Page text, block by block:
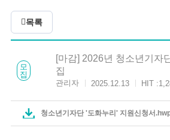
목록
모
집
[마감] 2026년 청소년기자
집
관리자 2025.12.13 HIT :
청소년기자단 '도화누리' 지원신청서